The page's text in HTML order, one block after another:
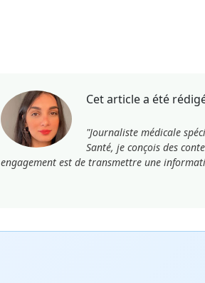
Cet article a été
"Journaliste médicale
Santé, je conçois des
engagement est de transmettre une